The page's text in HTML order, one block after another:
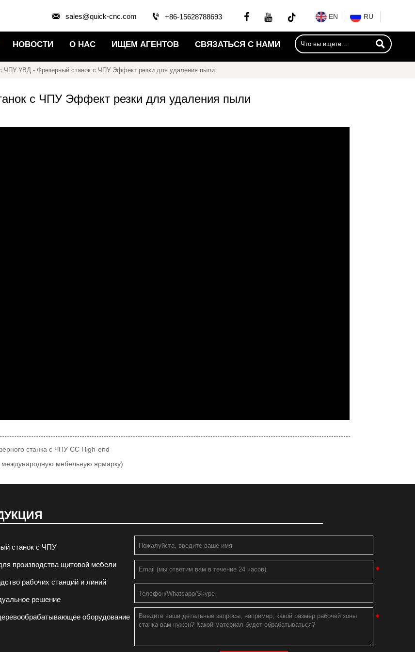
 sales@quick-cnc.com  +86-15628788693   EN RU
НОВОСТИ О НАС ИЩЕМ АГЕНТОВ СВЯЗАТЬСЯ С НАМИ 
ЧПУ УВД -Фрезерный станок с ЧПУ Эффект резки для удаления пыли
с ЧПУ Эффект резки для удаления пыли
станка с ЧПУ CC High-end
международную мебельную ярмарку)
станок с ЧПУ
производства щитовой мебели
рабочих станций и линий
решение
оборудование